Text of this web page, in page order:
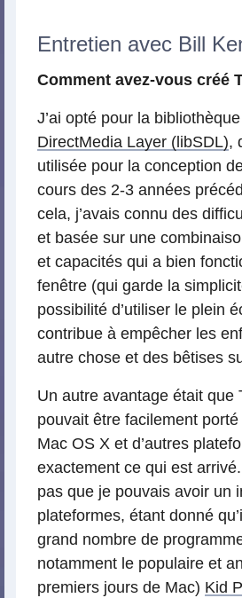
Entretien avec Bill
Comment avez-vous créé
J’ai opté pour la bibliothèque
DirectMedia Layer (libSDL),
utilisée pour la conception
cours des 2-3 années
cela, j’avais connu des
et basée sur une
et capacités qui a bien
fenêtre (qui garde la
possibilité d’utiliser le plein
contribue à empêcher les
autre chose et des bêtises
Un autre avantage était que
pouvait être facilement
Mac OS X et d’autres
exactement ce qui est
pas que je pouvais avoir un
plateformes, étant donné
grand nombre de
notamment le populaire et
premiers jours de Mac) Kid